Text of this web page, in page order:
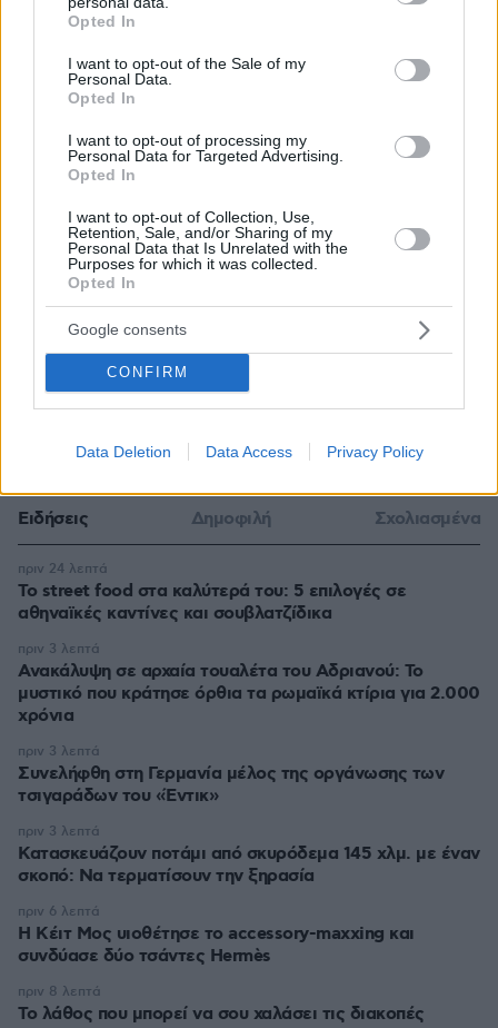
grant or deny consent to Google and its third-party tags to
use your data for below specified purposes in below Google
consent section.
Opted In
I want to opt-out of the Sale of my
Personal Data.
Opted In
I want to opt-out of processing my
Personal Data for Targeted Advertising.
Opted In
I want to opt-out of Collection, Use,
Retention, Sale, and/or Sharing of my
Personal Data that Is Unrelated with the
Purposes for which it was collected.
Opted In
Google consents
CONFIRM
Data Deletion Data Access Privacy Policy
Το μέλλον της τεχνολογίας
Η Smart φοιτητική κατοικία στην καρδιά της Αθήνας
03.08.2026, 10:56
Επαγγελματική Εκπαίδευση & Εξειδίκευση: Το Mοντέλο που
σε Bάζει στην Aγορά Eργασίας
26.07.2026, 09:54
Ειδήσεις Δημοφιλή Σχολιασμένα
Το street food στα καλύτερά του: 5 επιλογές σε
αθηναϊκές καντίνες και σουβλατζίδικα
πριν 24 λεπτά
Ανακάλυψη σε αρχαία τουαλέτα του Αδριανού: Το
μυστικό που κράτησε όρθια τα ρωμαϊκά κτίρια για 2.000
χρόνια
πριν 3 λεπτά
Συνελήφθη στη Γερμανία μέλος της οργάνωσης των
τσιγαράδων του «Έντικ»
πριν 3 λεπτά
Κατασκευάζουν ποτάμι από σκυρόδεμα 145 χλμ. με έναν
σκοπό: Να τερματίσουν την ξηρασία
πριν 3 λεπτά
Η Κέιτ Μος υιοθέτησε τo accessory-maxxing και
συνδύασε δύο τσάντες Hermès
πριν 6 λεπτά
Το λάθος που μπορεί να σου χαλάσει τις διακοπές
πριν 8 λεπτά